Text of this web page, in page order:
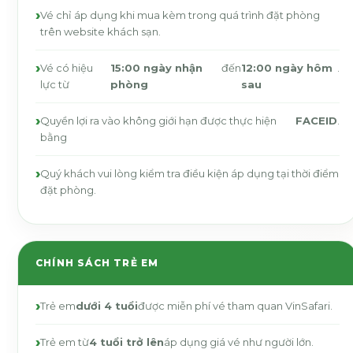
Vé chỉ áp dụng khi mua kèm trong quá trình đặt phòng
trên website khách sạn.
Vé có hiệu
lực từ
15:00 ngày nhận
phòng
đến12:00 ngày hôm
sau
Quyền lợi ra vào không giới hạn được thực hiện
bằng
FACEID
Quý khách vui lòng kiểm tra điều kiện áp dụng tại thời điểm
đặt phòng.
CHÍNH SÁCH TRẺ EM
Trẻ emdưới 4 tuổiđược miễn phí vé tham quan VinSafari.
Trẻ em từ4 tuổi trở lênáp dụng giá vé như người lớn.